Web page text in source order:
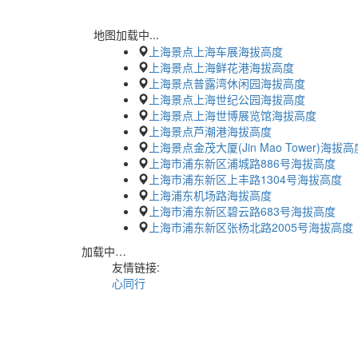
地图加载中...
上海景点上海车展海拔高度
上海景点上海鲜花港海拔高度
上海景点普露湾休闲园海拔高度
上海景点上海世纪公园海拔高度
上海景点上海世博展览馆海拔高度
上海景点芦潮港海拔高度
上海景点金茂大厦(Jin Mao Tower)海拔高
上海市浦东新区浦城路886号海拔高度
上海市浦东新区上丰路1304号海拔高度
上海浦东机场路海拔高度
上海市浦东新区碧云路683号海拔高度
上海市浦东新区张杨北路2005号海拔高度
加载中…
友情链接:
心同行